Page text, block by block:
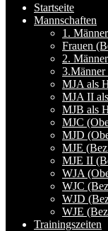
Startseite
Mannschaften
1.
Frauen
2.
3.Männer
MJA als
MJA II
MJB als
MJC
MJD
MJE
MJE II
WJA
WJC
WJD
WJE
Trainingszeiten